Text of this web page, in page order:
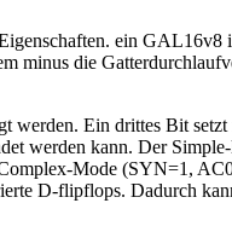
ein
minus die
Ein drittes Bit
werden kann. Der
Mode (SYN=1,
D-flipflops. Dadurch